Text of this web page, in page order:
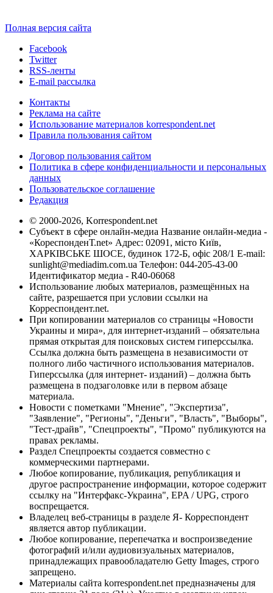
Полная версия сайта
Facebook
Twitter
RSS-ленты
E-mail рассылка
Контакты
Реклама на сайте
Использование материалов korrespondent.net
Правила пользования сайтом
Договор пользования сайтом
Политика в сфере конфиденциальности и персональных
данных
Пользовательское соглашение
Редакция
© 2000-2026, Korrespondent.net
Субъект в сфере онлайн-медиа Название онлайн-медиа -
«КореспонденТ.net» Адрес: 02091, місто Київ,
ХАРКІВСЬКЕ ШОСЕ, будинок 172-Б, офіс 208/1 E-mail:
sunlight@mediadim.com.ua Телефон: 044-205-43-00
Идентификатор медиа - R40-06068
Использование любых материалов, размещённых на
сайте, разрешается при условии ссылки на
Корреспондент.net.
При копировании материалов со страницы «Новости
Украины и мира», для интернет-изданий – обязательна
прямая открытая для поисковых систем гиперссылка.
Ссылка должна быть размещена в независимости от
полного либо частичного использования материалов.
Гиперссылка (для интернет- изданий) – должна быть
размещена в подзаголовке или в первом абзаце
материала.
Новости с пометками "Мнение", "Экспертиза",
"Заявление", "Регионы", "Деньги", "Власть", "Выборы",
"Тест-драйв", "Спецпроекты", "Промо" публикуются на
правах рекламы.
Раздел Спецпроекты создается совместно с
коммерческими партнерами.
Любое копирование, публикация, републикация и
другое распространение информации, которое содержит
ссылку на "Интерфакс-Украина", EPA / UPG, строго
воспрещается.
Владелец веб-страницы в разделе Я- Корреспондент
является автор публикации.
Любое копирование, перепечатка и воспроизведение
фотографий и/или аудиовизуальных материалов,
принадлежащих правообладателю Getty Images, строго
запрещено.
Материалы сайта korrespondent.net предназначены для